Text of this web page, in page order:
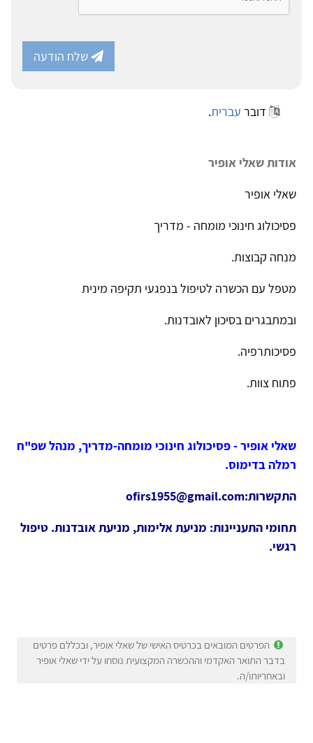
שלח הודעה
דובר עברית.
אודות שאלי אופיר
שאלי אופיר
פסיכולוג חינוכי מומחה - מדריך
מנחה קבוצות.
מטפל עם הכשרה לטיפול בנפגעי תקיפה מינית
ובמתבגרים בסיכון לאובדנות.
פסיכותרפיה.
פתוח צוות.
שאלי אופיר - פסיכולוג חינוכי מומחה-מדריך, מנהל שפ"ח
רמלה בדימוס.
התקשרות:ofirs1955@gmail.com
תחומי התעניינות: מניעת אלימות, מניעת אובדנות. טיפול
רגשי.
הפרטים המובאים בכרטיס האישי של שאלי אופיר, ובכללם פרטים
בדבר התואר האקדמי וההכשרה המקצועית נוסחו על ידי שאלי אופיר
ובאחריותו/ה.